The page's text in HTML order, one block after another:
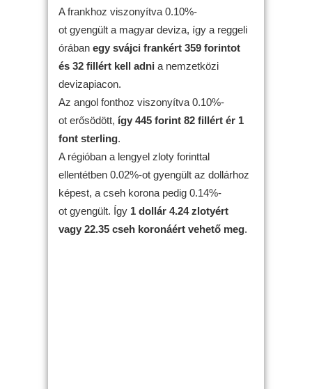
A frankhoz viszonyítva 0.10%-
ot gyengült a magyar deviza, így a reggeli
órában egy svájci frankért 359 forintot
és 32 fillért kell adni a nemzetközi
devizapiacon.
Az angol fonthoz viszonyítva 0.10%-
ot erősödött, így 445 forint 82 fillért ér 1
font sterling.
A régióban a lengyel zloty forinttal
ellentétben 0.02%-ot gyengült az dollárhoz
képest, a cseh korona pedig 0.14%-
ot gyengült. Így 1 dollár 4.24 zlotyért
vagy 22.35 cseh koronáért vehető meg.